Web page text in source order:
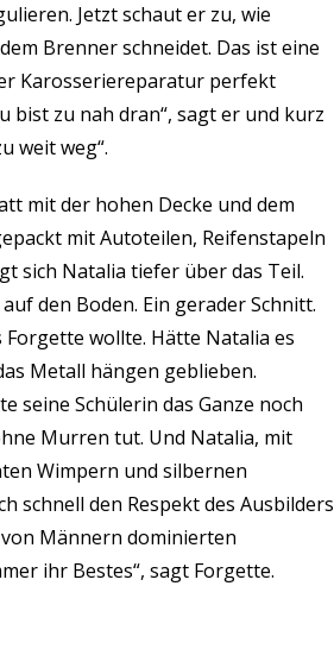
Jetzt schaut er zu, wie
Brenner schneidet. Das ist eine
Karosseriereparatur perfekt
bist zu nah dran“, sagt er und kurz
weit weg“.
mit der hohen Decke und dem
mit Autoteilen, Reifenstapeln
sich Natalia tiefer über das Teil.
den Boden. Ein gerader Schnitt.
Forgette wollte. Hätte Natalia es
Metall hängen geblieben.
seine Schülerin das Ganze noch
Murren tut. Und Natalia, mit
Wimpern und silbernen
schnell den Respekt des Ausbilders
Männern dominierten
ihr Bestes“, sagt Forgette.